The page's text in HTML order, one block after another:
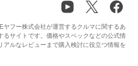
フー株式会社が運営するクルマに関するあ
るサイトです。価格やスペックなどの公式情
アルなレビューまで購入検討に役立つ情報を